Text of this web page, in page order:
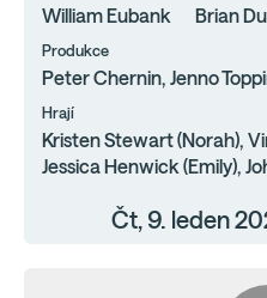
William Eubank Brian
Produkce
Peter Chernin, Jenno
Hrají
Kristen Stewart (Norah),
Jessica Henwick (Emily),
Čt, 9. leden